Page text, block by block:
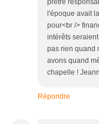
prêtre
l'époque avait
pour<br />
intérêts
pas rien quand
avons quand
chapelle !
Répondre